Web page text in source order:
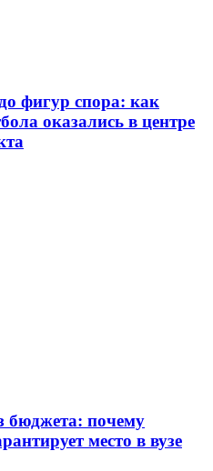
фигур спора: как
оказались в центре
бюджета: почему
место в вузе